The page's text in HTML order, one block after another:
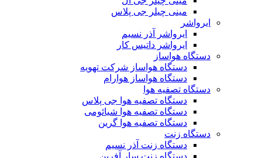
مینی چیلر جی پلاس
ایرواشر
ایرواشر آذر نسیم
ایرواشر داتیس کار
دستگاه هواساز
دستگاه هواساز شرکت تهویه
دستگاه هواساز هوارام
دستگاه تصفیه هوا
دستگاه تصفیه هوا جی پلاس
دستگاه تصفیه هوا شیائومی
دستگاه تصفیه هوا گرین
دستگاه زنت
دستگاه زنت آذر نسیم